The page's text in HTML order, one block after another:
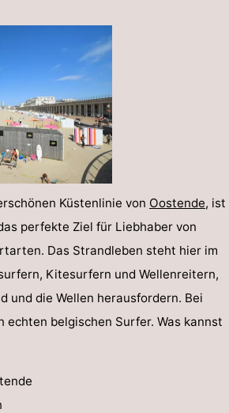
Küstenlinie von Oostende, ist
perfekte Ziel für Liebhaber von
Das Strandleben steht hier im
Kitesurfern und Wellenreitern,
und die Wellen herausfordern. Bei
echten belgischen Surfer. Was kannst